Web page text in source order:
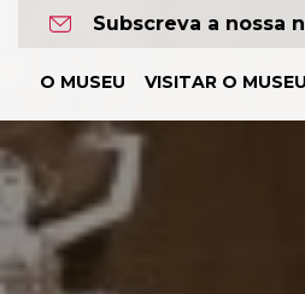
Subscreva a nossa
O MUSEU VISITAR O MUSEU